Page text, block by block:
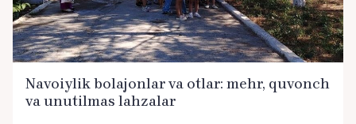
Navoiylik bolajonlar va otlar: mehr, quvonch
va unutilmas lahzalar